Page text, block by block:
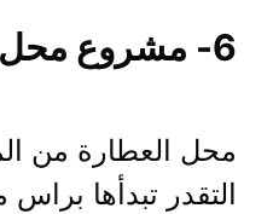
6- مشروع محل عطارة صغير
محل العطارة من
التقدر تبدأها